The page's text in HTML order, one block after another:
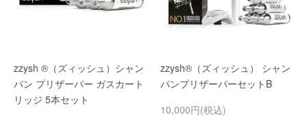
zzysh ®（ズィッシュ）シャン
パン プリザーバー ガスカート
リッジ 5本セット
zzysh®（ズィッシュ） シャン
パンプリザーバーセットB
10,000円(税込)